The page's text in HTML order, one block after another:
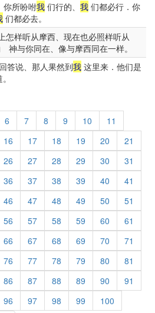
你所吩咐我 们行的、 我 们都必行．你
们都必去。
怎样听从摩西、现在也必照样听从
与你同在、像与摩西同在一样。
答说、那人果然到我 这里来．他们是
6 7 8 9 10
11
16 17 18 19 20
21
26 27 28 29 30
31
36 37 38 39 40
41
46 47 48 49 50
51
56 57 58 59 60
61
66 67 68 69 70
71
76 77 78 79 80
81
86 87 88 89 90
91
96 97 98 99 100